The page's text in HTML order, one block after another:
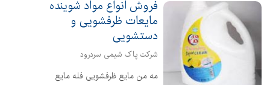
فروش انواع مواد شوینده
مایعات ظرفشویی و
دستشویی
شرکت پاک شیمی سردرود
مه من مایع ظرفشویی فله مایع